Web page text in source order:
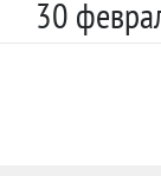
30